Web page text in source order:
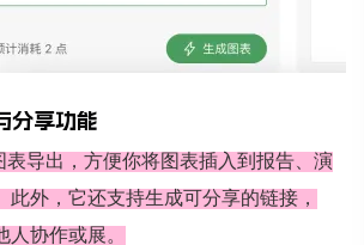
分享功能
表导出，方便你将图表插入到报告、演
此外，它还支持生成可分享的链接，
协作或展。